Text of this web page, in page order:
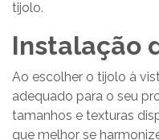
tijolo.
Instalação
Ao escolher o tijolo à
adequado para o seu
tamanhos e texturas
que melhor se